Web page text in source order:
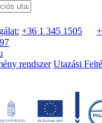
+36 1 345 1505
rendszer Utazási